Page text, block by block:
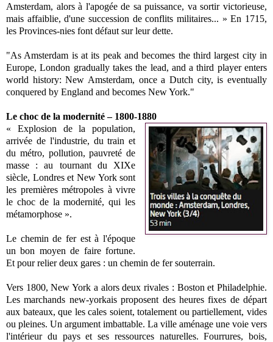
Amsterdam, alors à l'apogée de sa puissance, va sortir victorieuse,
mais affaiblie, d'une succession de conflits militaires... » En 1715,
les Provinces-nies font défaut sur leur dette.
"As Amsterdam is at its peak and becomes the third largest city in
Europe, London gradually takes the lead, and a third player enters
world history: New Amsterdam, once a Dutch city, is eventually
conquered by England and becomes New York."
Le choc de la modernité – 1800-1880
« Explosion de la population,
arrivée de l'industrie, du train et
du métro, pollution, pauvreté de
masse : au tournant du XIXe
siècle, Londres et New York sont
les premières métropoles à vivre
le choc de la modernité, qui les
métamorphose ».
Le chemin de fer est à l'époque
un bon moyen de faire fortune.
Et pour relier deux gares : un chemin de fer souterrain.
Vers 1800, New York a alors deux rivales : Boston et Philadelphie.
Les marchands new-yorkais proposent des heures fixes de départ
aux bateaux, que les cales soient, totalement ou partiellement, vides
ou pleines. Un argument imbattable. La ville aménage une voie vers
l'intérieur du pays et ses ressources naturelles. Fourrures, bois,